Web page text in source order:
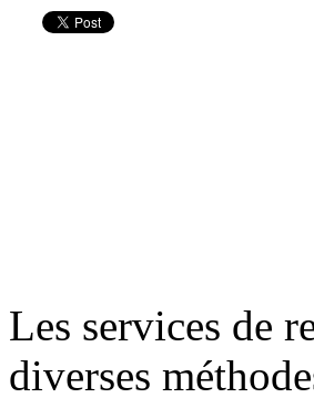
Les services de
diverses